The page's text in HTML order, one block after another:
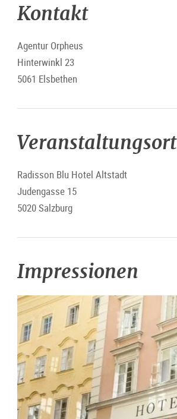
Kontakt
Agentur Orpheus
Hinterwinkl 23
5061 Elsbethen
Veranstaltungsort
Radisson Blu Hotel Altstadt
Judengasse 15
5020 Salzburg
Impressionen